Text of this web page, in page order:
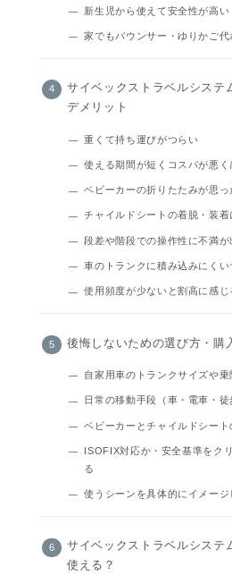
新生児から使えて安全性が高い
家でもバウンサー・ゆりかご代
サイベックストラベルシステ
デメリット
重くて持ち運びがつらい
使える期間が短くコスパが悪く
ベビーカーの折りたたみが思
チャイルドシートの着脱・装着
段差や階段での操作性に不満が
車のトランクに積み込みにく
使用頻度が少ないと割高に感じ
後悔しないための選び方・購
自家用車のトランクサイズや
日常の移動手段（車・電車・
ベビーカーとチャイルドシー
ISOFIX対応か・安全基準をク
る
使うシーンを具体的にイメー
サイベックストラベルシステ
使える？